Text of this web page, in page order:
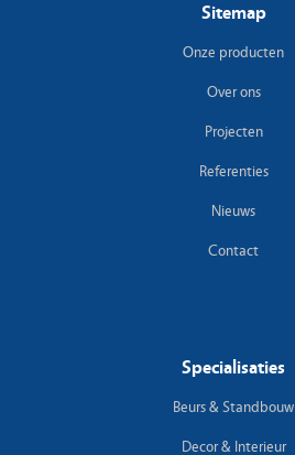
Sitemap
Onze producten
Over ons
Projecten
Referenties
Nieuws
Contact
Specialisaties
Beurs & Standbouw
Decor & Interieur